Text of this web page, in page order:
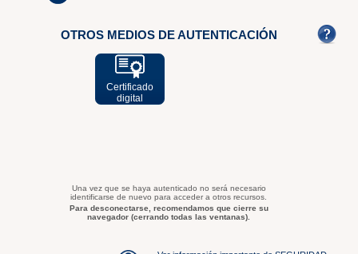
OTROS MEDIOS DE AUTENTICACIÓN
Certificado
digital
Una vez que se haya autenticado no será necesario
identificarse de nuevo para acceder a otros recursos.
Para desconectarse, recomendamos que cierre su
navegador (cerrando todas las ventanas).